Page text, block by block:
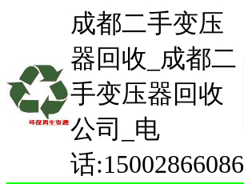
成都二手变压
器回收_成都二
手变压器回收
公司_电
话:15002866086